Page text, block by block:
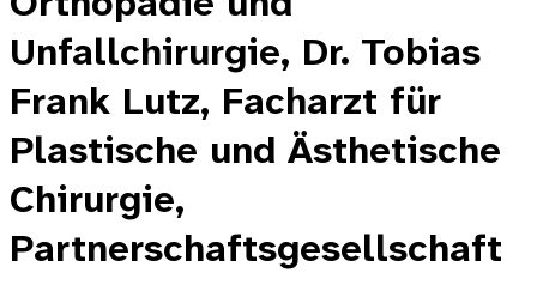
Unfallchirurgie, Dr. Tobias
Frank Lutz, Facharzt für
Plastische und Ästhetische
Chirurgie,
Partnerschaftsgesellschaft